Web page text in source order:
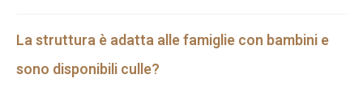
La struttura è adatta alle famiglie con bambini e
sono disponibili culle?